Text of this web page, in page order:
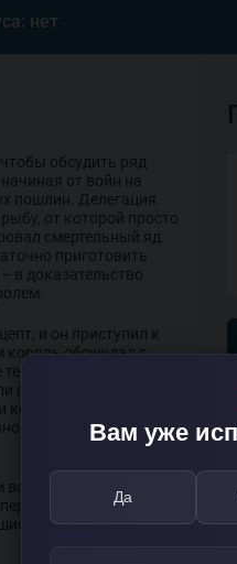
нет
обсудить ряд
от войн на
пошлин. Делегация
от которой просто
смертельный яд.
приготовить
в доказательство
и он приступил к
король обсуждал с
отлагательств.
перерыв – подошло
начиная с того
сельди, закусил
В этот день
Собственно,
смертельно
Вам уже
Да